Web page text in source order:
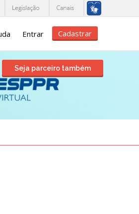
Entrar Cadastrar
Seja parceiro também